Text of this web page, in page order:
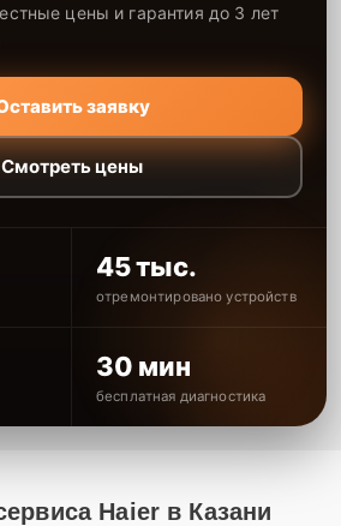
цены и гарантия до 3 лет
заявку
Смотреть цены
45 тыс.
отремонтировано устройств
30 мин
бесплатная диагностика
Haier в Казани